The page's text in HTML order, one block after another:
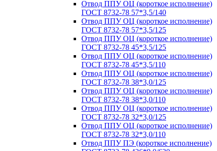
Отвод ППУ ОЦ (короткое исполнение)
ГОСТ 8732-78 57*3,5/140
Отвод ППУ ОЦ (короткое исполнение)
ГОСТ 8732-78 57*3,5/125
Отвод ППУ ОЦ (короткое исполнение)
ГОСТ 8732-78 45*3,5/125
Отвод ППУ ОЦ (короткое исполнение)
ГОСТ 8732-78 45*3,5/110
Отвод ППУ ОЦ (короткое исполнение)
ГОСТ 8732-78 38*3,0/125
Отвод ППУ ОЦ (короткое исполнение)
ГОСТ 8732-78 38*3,0/110
Отвод ППУ ОЦ (короткое исполнение)
ГОСТ 8732-78 32*3,0/125
Отвод ППУ ОЦ (короткое исполнение)
ГОСТ 8732-78 32*3,0/110
Отвод ППУ ПЭ (короткое исполнение)